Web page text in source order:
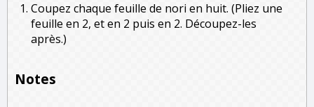
Coupez chaque feuille de nori en huit. (Pliez une
feuille en 2, et en 2 puis en 2. Découpez-les
après.)
Notes